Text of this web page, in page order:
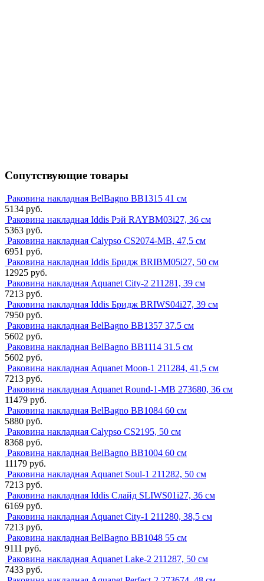
Сопутствующие товары
Раковина накладная BelBagno BB1315 41 см
5134 руб.
Раковина накладная Iddis Рэй RAYBM03i27, 36 см
5363 руб.
Раковина накладная Calypso CS2074-MB, 47,5 см
6951 руб.
Раковина накладная Iddis Бридж BRIBM05i27, 50 см
12925 руб.
Раковина накладная Aquanet City-2 211281, 39 см
7213 руб.
Раковина накладная Iddis Бридж BRIWS04i27, 39 см
7950 руб.
Раковина накладная BelBagno BB1357 37.5 см
5602 руб.
Раковина накладная BelBagno BB1114 31.5 см
5602 руб.
Раковина накладная Aquanet Moon-1 211284, 41,5 см
7213 руб.
Раковина накладная Aquanet Round-1-MB 273680, 36 см
11479 руб.
Раковина накладная BelBagno BB1084 60 см
5880 руб.
Раковина накладная Calypso CS2195, 50 см
8368 руб.
Раковина накладная BelBagno BB1004 60 см
11179 руб.
Раковина накладная Aquanet Soul-1 211282, 50 см
7213 руб.
Раковина накладная Iddis Слайд SLIWS01i27, 36 см
6169 руб.
Раковина накладная Aquanet City-1 211280, 38,5 см
7213 руб.
Раковина накладная BelBagno BB1048 55 см
9111 руб.
Раковина накладная Aquanet Lake-2 211287, 50 см
7433 руб.